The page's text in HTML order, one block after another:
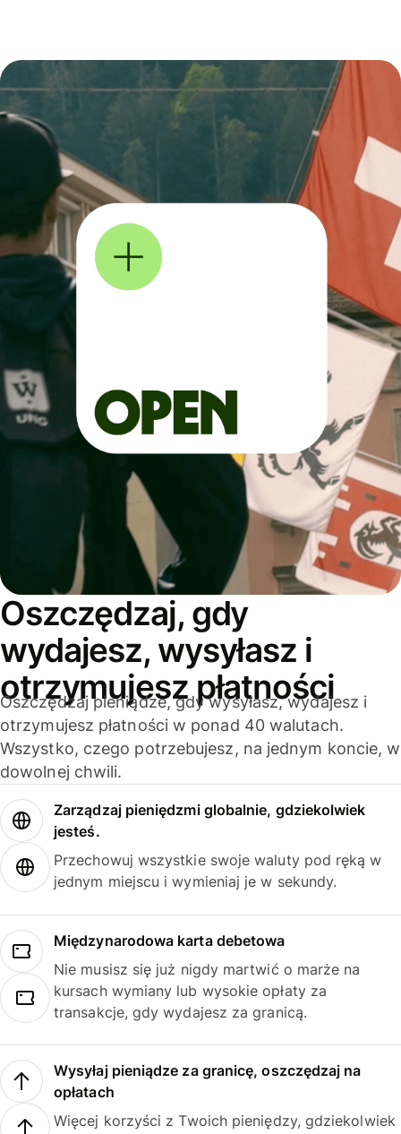
Oszczędzaj, gdy
wydajesz, wysyłasz i
otrzymujesz płatności
Oszczędzaj pieniądze, gdy wysyłasz, wydajesz i
otrzymujesz płatności w ponad 40 walutach.
Wszystko, czego potrzebujesz, na jednym koncie, w
dowolnej chwili.
Zarządzaj pieniędzmi globalnie, gdziekolwiek
jesteś.
Przechowuj wszystkie swoje waluty pod ręką w
jednym miejscu i wymieniaj je w sekundy.
Międzynarodowa karta debetowa
Nie musisz się już nigdy martwić o marże na
kursach wymiany lub wysokie opłaty za
transakcje, gdy wydajesz za granicą.
Wysyłaj pieniądze za granicę, oszczędzaj na
opłatach
Więcej korzyści z Twoich pieniędzy, gdziekolwiek